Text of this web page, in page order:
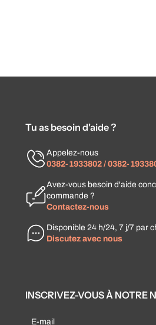
Tu as besoin d'aide ?
Appelez-nous
0382-1933802 / 0382-
Avez-vous besoin d'aide
commande ?
Contactez-nous
Disponible 24 h/24, 7 j/7 par
Discutez avec nous
INSCRIVEZ-VOUS À NOTRE
E-mail